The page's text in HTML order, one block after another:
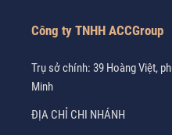
Công ty TNHH ACCGroup
Trụ sở chính: 39 Hoàng Việt,
Minh
ĐỊA CHỈ CHI NHÁNH